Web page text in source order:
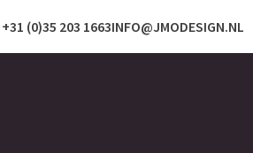
INFO@JMODESIGN.NL
+31 (0)35 203 1663